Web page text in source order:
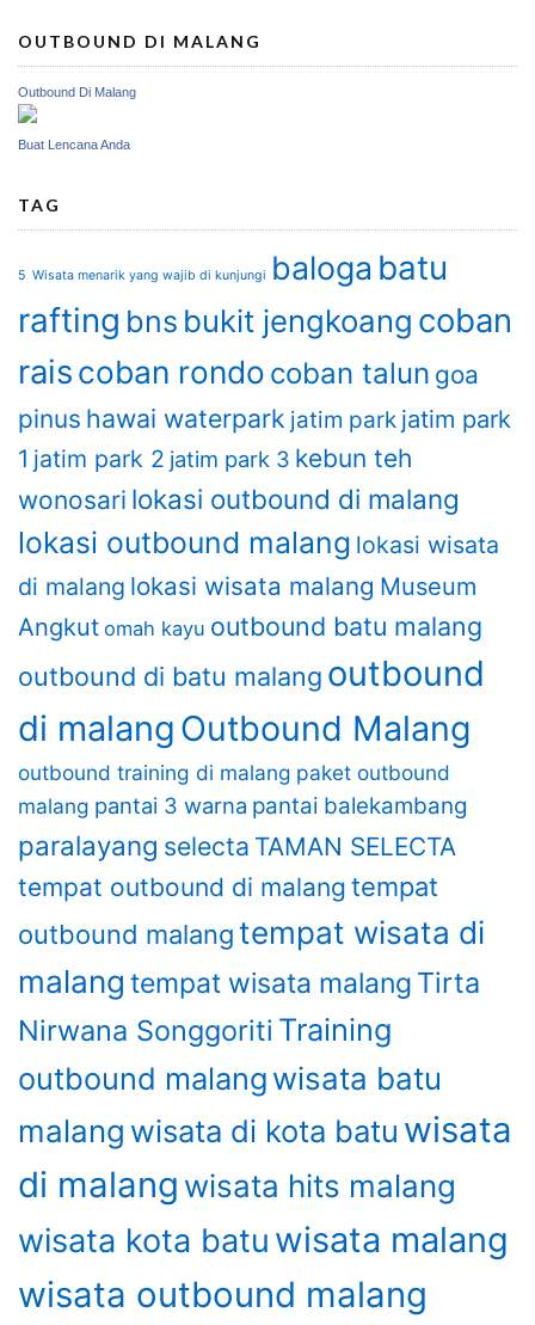
OUTBOUND DI MALANG
Outbound Di Malang
Buat Lencana Anda
TAG
5 Wisata menarik yang wajib di kunjungi baloga batu
rafting bns bukit jengkoang coban
raiscoban rondo coban talun goa
pinus hawai waterpark jatim park jatim park
1 jatim park 2 jatim park 3 kebun teh
wonosari lokasi outbound di malang
lokasi outbound malang lokasi wisata
di malang lokasi wisata malang Museum
Angkut omah kayu outbound batu malang
outbound di batu malang outbound
di malang Outbound Malang
outbound training di malang paket outbound
malang pantai 3 warna pantai balekambang
paralayang selecta TAMAN SELECTA
tempat outbound di malang tempat
outbound malangtempat wisata di
malang tempat wisata malang Tirta
Nirwana Songgoriti Training
outbound malangwisata batu
malang wisata di kota batu wisata
di malang wisata hits malang
wisata kota batu wisata malang
wisata outbound malang